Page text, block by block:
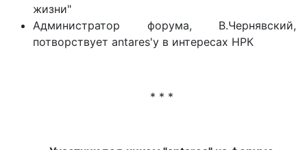
жизни"
Администратор форума, В.Чернявский,
потворствует antares'у в интересах НРК
* * *